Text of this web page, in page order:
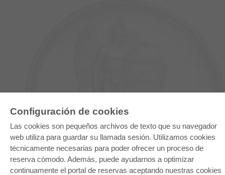
Configuración de cookies
Las cookies son pequeños archivos de texto que su navegador
web utiliza para guardar su llamada sesión. Utilizamos cookies
técnicamente necesarias para poder ofrecer un proceso de
reserva cómodo. Además, puede ayudarnos a optimizar
continuamente el portal de reservas aceptando nuestras cookies
E-COLLECTION
Paquete entero
Paquete de especialidades
Facilitación de E-Books
Preguntas mas frequentes(FAQ)